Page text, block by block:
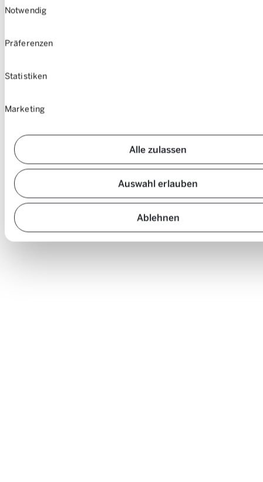
Notwendig
Präferenzen
Statistiken
Marketing
Alle zulassen
Auswahl erlauben
Ablehnen
Mueterschwandenberg à Ennetmoos (adresse: Mittler Vorsäss 1) en